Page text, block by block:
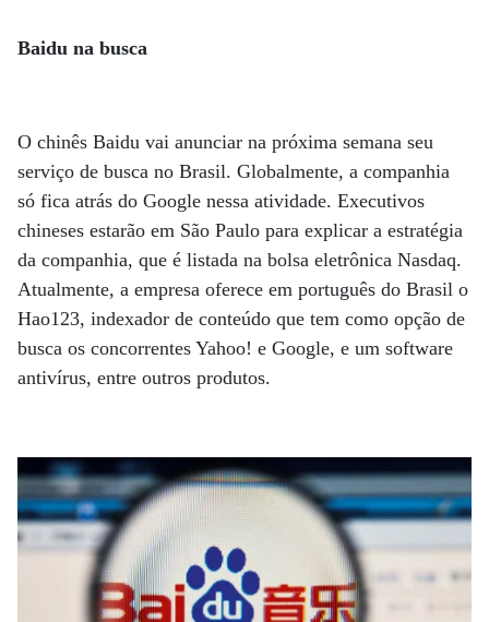
Baidu na busca
O chinês Baidu vai anunciar na próxima semana seu
serviço de busca no Brasil. Globalmente, a companhia
só fica atrás do Google nessa atividade. Executivos
chineses estarão em São Paulo para explicar a estratégia
da companhia, que é listada na bolsa eletrônica Nasdaq.
Atualmente, a empresa oferece em português do Brasil o
Hao123, indexador de conteúdo que tem como opção de
busca os concorrentes Yahoo! e Google, e um software
antivírus, entre outros produtos.